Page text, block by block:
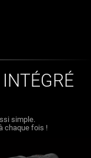
simple.
chaque fois !